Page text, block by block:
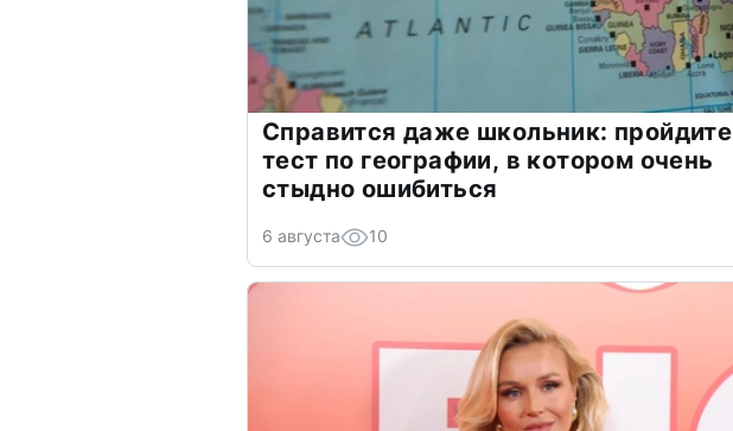
Справится даже школьник: пройдите
тест по географии, в котором очень
стыдно ошибиться
6 августа 10